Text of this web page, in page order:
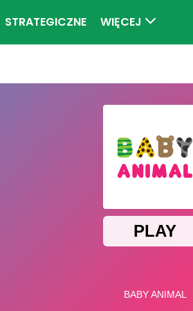
STRATEGICZNE WIĘCEJ